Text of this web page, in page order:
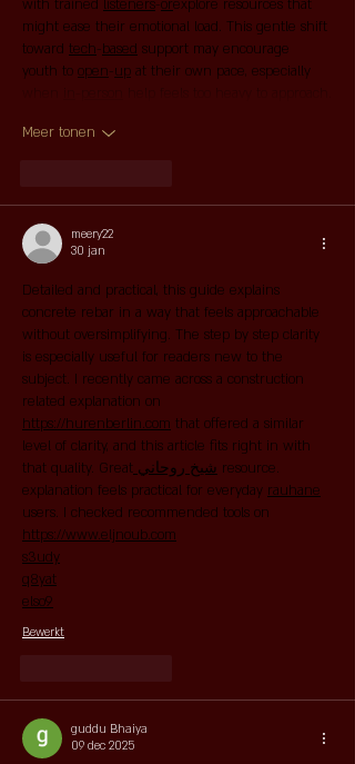
with trained listeners-orexplore resources that
might ease their emotional load. This gentle shift
toward tech-based support may encourage
youth to open-up at their own pace, especially
Meer tonen
meery22
30 jan
Detailed and practical, this guide explains
concrete rebar in a way that feels approachable
without oversimplifying. The step by step clarity
is especially useful for readers new to the
subject. I recently came across a construction
related explanation on
https://hurenberlin.com that offered a similar
level of clarity, and this article fits right in with
that quality. Great شيخ روحاني resource.
explanation feels practical for everyday rauhane
users. I checked recommended tools on
https://www.eljnoub.com
s3udy
q8yat
elso9
Bewerkt
guddu Bhaiya
09 dec 2025